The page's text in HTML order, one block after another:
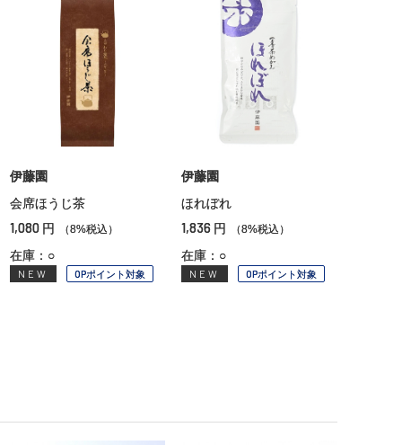
伊藤園
会席ほうじ茶
1,080 円 （8%税込）
在庫：○
NEW OPポイント対象
伊藤園
ほれぼれ
1,836 円 （8%税込）
在庫：○
NEW OPポイント対象